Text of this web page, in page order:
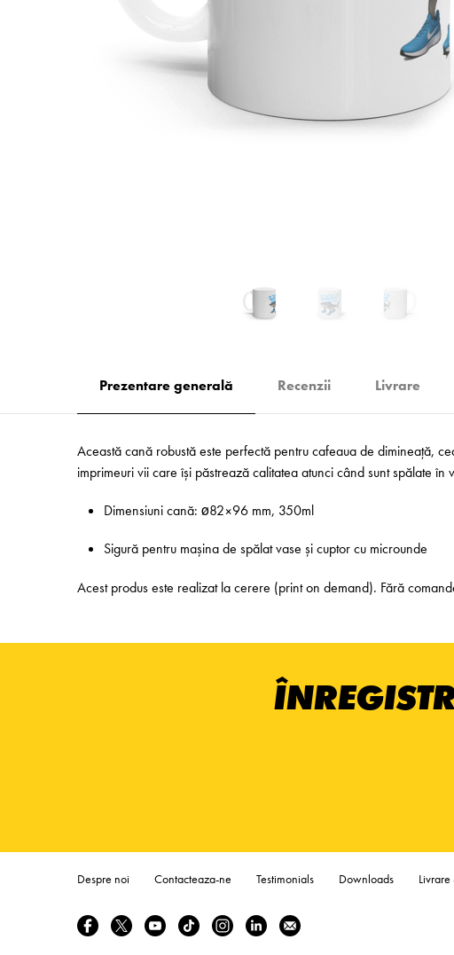
Prezentare generală Recenzii Livrare
Această cană robustă este perfectă pentru cafeaua de dimineață,
imprimeuri vii care își păstrează calitatea atunci când sunt spălate în
Dimensiuni cană: ø82×96 mm, 350ml
Sigură pentru mașina de spălat vase și cuptor cu microunde
Acest produs este realizat la cerere (print on demand). Fără
Despre noi Contacteaza-ne Testimonials Downloads Livrare